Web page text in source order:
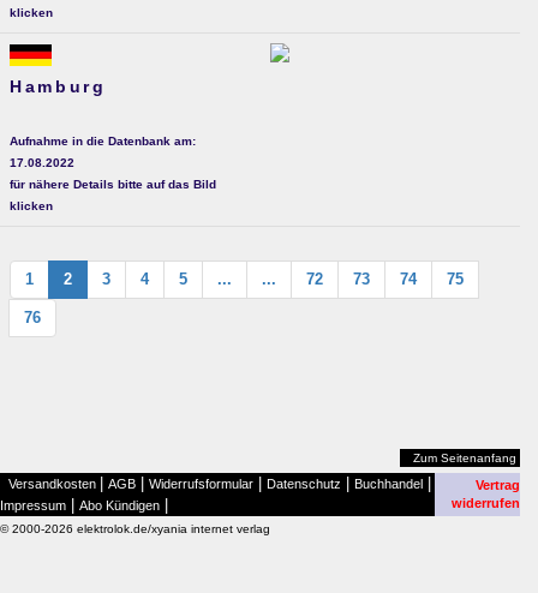
klicken
Hamburg
Aufnahme in die Datenbank am:
17.08.2022
für nähere Details bitte auf das Bild
klicken
1 2 3 4 5 ... ... 72 73 74 75
76
Zum Seitenanfang
Versandkosten AGB Widerrufsformular Datenschutz Buchhandel
Impressum Abo Kündigen
Vertrag
widerrufen
© 2000-2026 elektrolok.de/xyania internet verlag